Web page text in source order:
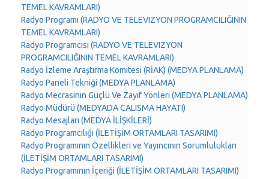
TEMEL KAVRAMLARI)
Radyo Programı (RADYO VE TELEVIZYON PROGRAMCILIĞININ
TEMEL KAVRAMLARI)
Radyo Programcısı (RADYO VE TELEVIZYON
PROGRAMCILIĞININ TEMEL KAVRAMLARI)
Radyo İzleme Araştırma Komitesi (RİAK) (MEDYA PLANLAMA)
Radyo Paneli Tekniği (MEDYA PLANLAMA)
Radyo Mecrasının Güçlü Ve Zayıf Yönleri (MEDYA PLANLAMA)
Radyo Müdürü (MEDYADA CALISMA HAYATI)
Radyo Mesajları (MEDYA İLİŞKİLERİ)
Radyo Programcılığı (İLETİŞİM ORTAMLARI TASARIMI)
Radyo Programının Özellikleri ve Yayıncının Sorumlulukları
(İLETİŞİM ORTAMLARI TASARIMI)
Radyo Programının İçeriği (İLETİŞİM ORTAMLARI TASARIMI)